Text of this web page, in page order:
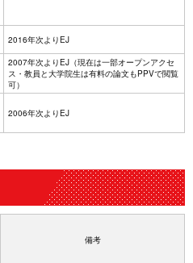
2016年次よりEJ
2007年次よりEJ（現在は一部オープンアクセ
ス・教員と大学院生は有料の論文もPPVで閲覧
可）
2006年次よりEJ
備考